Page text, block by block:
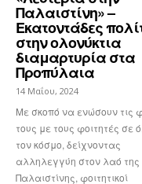
Παλαιστίνη» –
Εκατοντάδες
στην ολονύκτια
διαμαρτυρία στα
Προπύλαια
14 Μαΐου, 2024
Με σκοπό να ενώσουν τις
τους με τους φοιτητές σε
τον κόσμο, δείχνοντας
αλληλεγγύη στον λαό της
Παλαιστίνης, φοιτητικοί